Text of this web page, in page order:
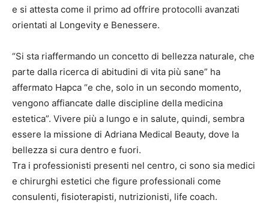
e si attesta come il primo ad offrire protocolli avanzati
orientati al Longevity e Benessere.
“Si sta riaffermando un concetto di bellezza naturale, che
parte dalla ricerca di abitudini di vita più sane” ha
affermato Hapca “e che, solo in un secondo momento,
vengono affiancate dalle discipline della medicina
estetica”. Vivere più a lungo e in salute, quindi, sembra
essere la missione di Adriana Medical Beauty, dove la
bellezza si cura dentro e fuori.
Tra i professionisti presenti nel centro, ci sono sia medici
e chirurghi estetici che figure professionali come
consulenti, fisioterapisti, nutrizionisti, life coach.